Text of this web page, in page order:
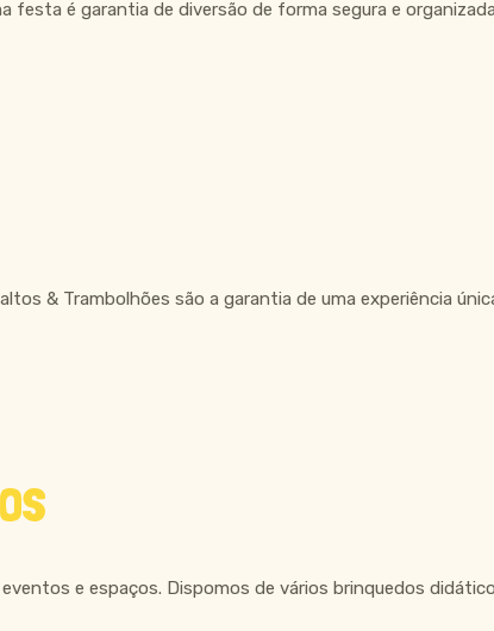
festa é garantia de diversão de forma segura e
& Trambolhões são a garantia de uma experiência
e espaços. Dispomos de vários brinquedos